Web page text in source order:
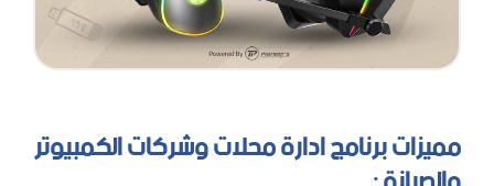
مميزات برنامج ادارة محلات وشركات الكمبيوتر